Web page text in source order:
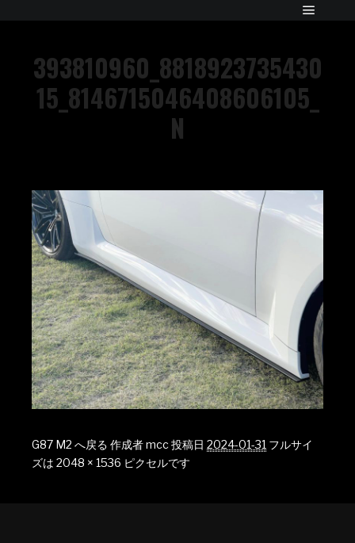
393810960_8818923735430
15_8146715046408606105_
N
G87 M2 へ戻る 作成者mcc投稿日 2024-01-31 フルサイ
ズは 2048 × 1536 ピクセルです